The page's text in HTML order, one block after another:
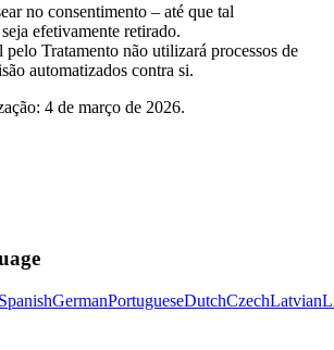
no consentimento – até que tal
efetivamente retirado.
pelo Tratamento não utilizará processos de
automatizados contra si.
4 de março de 2026.
SpanishGermanPortugueseDutchCzechLatvian